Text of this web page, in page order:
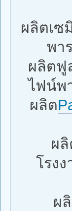
ผลิตเซ
พา
ผลิตฟู
ไฟน์พ
ผลิต
ผลิ
โรง
ผ